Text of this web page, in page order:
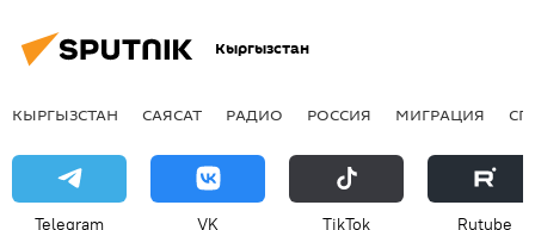
Кыргызстан
КЫРГЫЗСТАН САЯСАТ РАДИО РОССИЯ МИГРАЦИЯ
Telegram VK ТikТоk Rutube